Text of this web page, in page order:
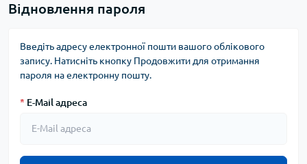
Відновлення пароля
Введіть адресу електронної пошти вашого облікового
запису. Натисніть кнопку Продовжити для отримання
пароля на електронну пошту.
* E-Mail адреса